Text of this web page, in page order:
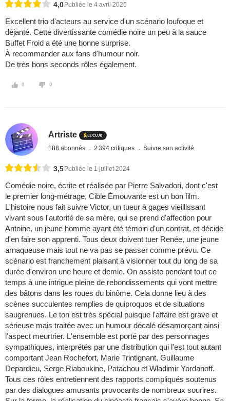
4,0 Publiée le 4 avril 2025
Excellent trio d'acteurs au service d'un scénario loufoque et
déjanté. Cette divertissante comédie noire un peu à la sauce
Buffet Froid a été une bonne surprise.
À recommander aux fans d'humour noir.
De très bons seconds rôles également.
0 0
Artriste
188 abonnés 2 394 critiques Suivre son activité
3,5 Publiée le 1 juillet 2024
Comédie noire, écrite et réalisée par Pierre Salvadori, dont c'est
le premier long-métrage, Cible Émouvante est un bon film.
L'histoire nous fait suivre Victor, un tueur à gages vieillissant
vivant sous l'autorité de sa mère, qui se prend d'affection pour
Antoine, un jeune homme ayant été témoin d'un contrat, et décide
d'en faire son apprenti. Tous deux doivent tuer Renée, une jeune
arnaqueuse mais tout ne va pas se passer comme prévu. Ce
scénario est franchement plaisant à visionner tout du long de sa
durée d'environ une heure et demie. On assiste pendant tout ce
temps à une intrigue pleine de rebondissements qui vont mettre
des bâtons dans les roues du binôme. Cela donne lieu à des
scènes succulentes remplies de quiproquos et de situations
saugrenues. Le ton est très spécial puisque l'affaire est grave et
sérieuse mais traitée avec un humour décalé désamorçant ainsi
l'aspect meurtrier. L'ensemble est porté par des personnages
sympathiques, interprétés par une distribution qui l'est tout autant
comportant Jean Rochefort, Marie Trintignant, Guillaume
Depardieu, Serge Riaboukine, Patachou et Wladimir Yordanoff.
Tous ces rôles entretiennent des rapports compliqués soutenus
par des dialogues amusants provocants de nombreux sourires.